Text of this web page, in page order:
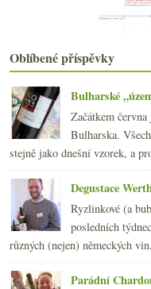
(23)
► května(20)
►dubna(21)
►března
►února
►ledna (22)
► 2013 (249)
2012
2011 (252)
►2010(249)
►2009(249)
►2008(270)
►2007(108)
Oblíbené příspěvky
Bulharské
Začátkem
Bulharska.
stejně jako dnešní vzorek, a
Degustace
Ryzlinkové (a
posledních
různých (nejen) německých
Parádní